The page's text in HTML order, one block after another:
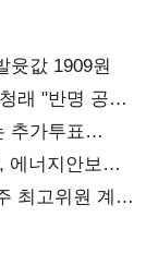
윳값 1909원
래 "반명 공세
추가투표
에너지안보
최고위원 계파